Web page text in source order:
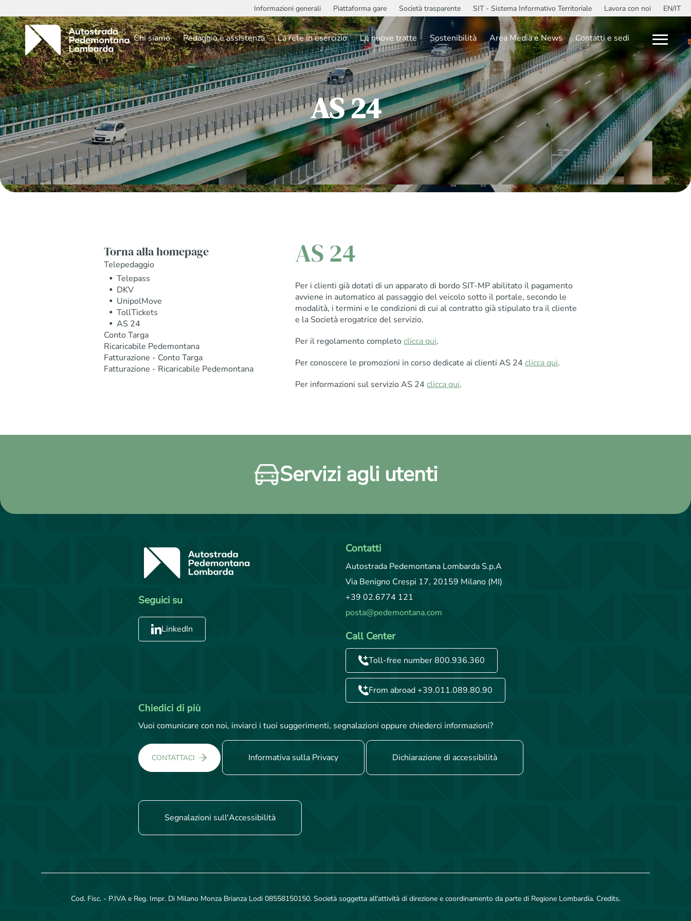
Informazioni generali Piattaforma gare Società trasparente SIT - Sistema Informativo Territoriale Lavora con noi EN/IT
Chi siamo Pedaggio e assistenza La rete in esercizio Le nuove tratte Sostenibilità Area Media e News Contatti e sedi
AS 24
Torna alla homepage
Telepedaggio
Telepass
DKV
UnipolMove
TollTickets
AS 24
Conto Targa
Ricaricabile Pedemontana
Fatturazione - Conto Targa
Fatturazione - Ricaricabile Pedemontana
AS 24
Per i clienti già dotati di un apparato di bordo SIT-MP abilitato il pagamento
avviene in automatico al passaggio del veicolo sotto il portale, secondo le
modalità, i termini e le condizioni di cui al contratto già stipulato tra il cliente
e la Società erogatrice del servizio.
Per il regolamento completoclicca qui.
Per conoscere le promozioni in corso dedicate ai clienti AS 24clicca qui.
Per informazioni sul servizio AS 24clicca qui.
Servizi agli utenti
Seguici su
LinkedIn
Contatti
Autostrada Pedemontana Lombarda S.p.A
Via Benigno Crespi 17, 20159 Milano (MI)
+39 02.6774 121
posta@pedemontana.com
Call Center
Toll-free number 800.936.360
From abroad +39.011.089.80.90
Chiedici di più
Vuoi comunicare con noi, inviarci i tuoi suggerimenti, segnalazioni oppure chiederci informazioni?
CONTATTACI Informativa sulla Privacy Dichiarazione di accessibilità
Segnalazioni sull'Accessibilità
Cod. Fisc. - P.IVA e Reg. Impr. Di Milano Monza Brianza Lodi 08558150150. Società soggetta all'attività di direzione e coordinamento da parte di Regione Lombardia. Credits.